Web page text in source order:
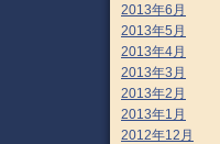
2013年6月
2013年5月
2013年4月
2013年3月
2013年2月
2013年1月
2012年12月